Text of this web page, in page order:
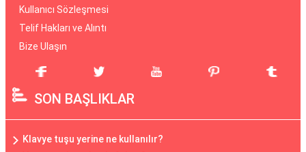
Kullanıcı Sözleşmesi
Telif Hakları ve Alıntı
Bize Ulaşın
SON BAŞLIKLAR
Klavye tuşu yerine ne kullanılır?